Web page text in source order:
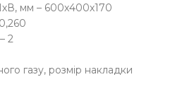
мм – 600х400х170
2
газу, розмір накладки